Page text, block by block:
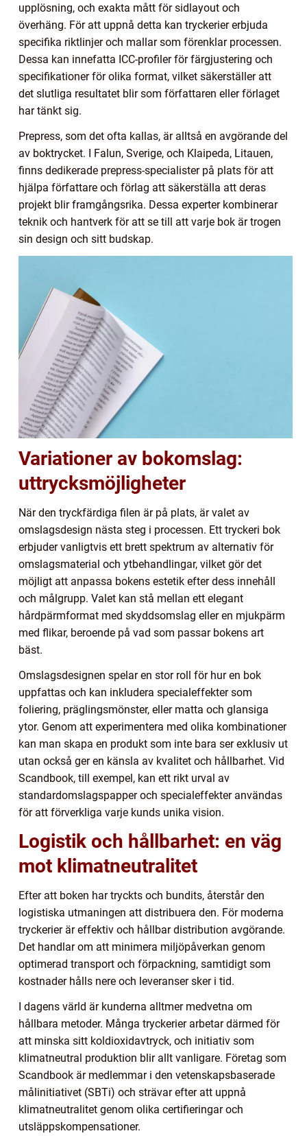
upplösning, och exakta mått för sidlayout och
överhäng. För att uppnå detta kan tryckerier erbjuda
specifika riktlinjer och mallar som förenklar processen.
Dessa kan innefatta ICC-profiler för färgjustering och
specifikationer för olika format, vilket säkerställer att
det slutliga resultatet blir som författaren eller förlaget
har tänkt sig.
Prepress, som det ofta kallas, är alltså en avgörande del
av boktrycket. I Falun, Sverige, och Klaipeda, Litauen,
finns dedikerade prepress-specialister på plats för att
hjälpa författare och förlag att säkerställa att deras
projekt blir framgångsrika. Dessa experter kombinerar
teknik och hantverk för att se till att varje bok är trogen
sin design och sitt budskap.
Variationer av bokomslag:
uttrycksmöjligheter
När den tryckfärdiga filen är på plats, är valet av
omslagsdesign nästa steg i processen. Ett tryckeri bok
erbjuder vanligtvis ett brett spektrum av alternativ för
omslagsmaterial och ytbehandlingar, vilket gör det
möjligt att anpassa bokens estetik efter dess innehåll
och målgrupp. Valet kan stå mellan ett elegant
hårdpärmformat med skyddsomslag eller en mjukpärm
med flikar, beroende på vad som passar bokens art
bäst.
Omslagsdesignen spelar en stor roll för hur en bok
uppfattas och kan inkludera specialeffekter som
foliering, präglingsmönster, eller matta och glansiga
ytor. Genom att experimentera med olika kombinationer
kan man skapa en produkt som inte bara ser exklusiv ut
utan också ger en känsla av kvalitet och hållbarhet. Vid
Scandbook, till exempel, kan ett rikt urval av
standardomslagspapper och specialeffekter användas
för att förverkliga varje kunds unika vision.
Logistik och hållbarhet: en väg
mot klimatneutralitet
Efter att boken har tryckts och bundits, återstår den
logistiska utmaningen att distribuera den. För moderna
tryckerier är effektiv och hållbar distribution avgörande.
Det handlar om att minimera miljöpåverkan genom
optimerad transport och förpackning, samtidigt som
kostnader hålls nere och leveranser sker i tid.
I dagens värld är kunderna alltmer medvetna om
hållbara metoder. Många tryckerier arbetar därmed för
att minska sitt koldioxidavtryck, och initiativ som
klimatneutral produktion blir allt vanligare. Företag som
Scandbook är medlemmar i den vetenskapsbaserade
målinitiativet (SBTi) och strävar efter att uppnå
klimatneutralitet genom olika certifieringar och
utsläppskompensationer.